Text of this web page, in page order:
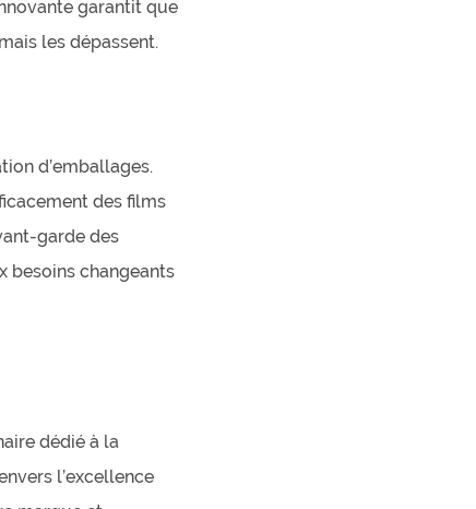
garantit que
les dépassent.
d’emballages.
des films
garde des
besoins changeants
dédié à la
l’excellence